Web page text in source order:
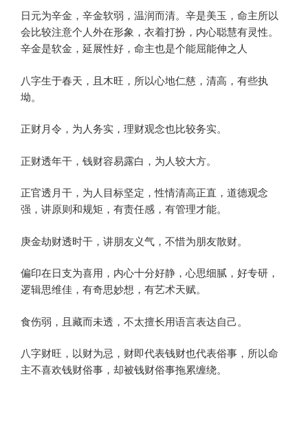
日元为辛金，辛金软弱，温润而清。辛是美玉，命主所以
会比较注意个人外在形象，衣着打扮，内心聪慧有灵性。
辛金是软金，延展性好，命主也是个能屈能伸之人
八字生于春天，且木旺，所以心地仁慈，清高，有些执
坳。
正财月令，为人务实，理财观念也比较务实。
正财透年干，钱财容易露白，为人较大方。
正官透月干，为人目标坚定，性情清高正直，道德观念
强，讲原则和规矩，有责任感，有管理才能。
庚金劫财透时干，讲朋友义气，不惜为朋友散财。
偏印在日支为喜用，内心十分好静，心思细腻，好专研，
逻辑思维佳，有奇思妙想，有艺术天赋。
食伤弱，且藏而未透，不太擅长用语言表达自己。
八字财旺，以财为忌，财即代表钱财也代表俗事，所以命
主不喜欢钱财俗事，却被钱财俗事拖累缠绕。